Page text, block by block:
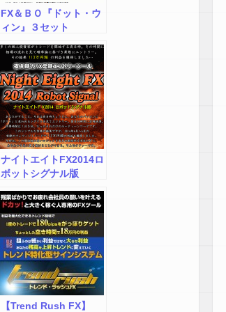
FX＆ＢＯ『ドット・ウ
ィン』３セット
ナイトエイトFX2014ロ
ボットシグナル版
【Trend Rush FX】